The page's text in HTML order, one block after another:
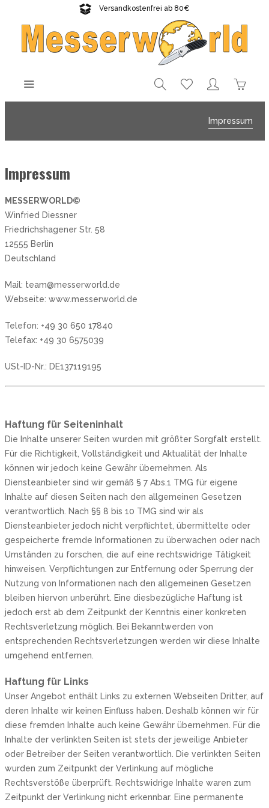
Versandkostenfrei ab 80€
Gratisversand sichern!
Impressum
Impressum
MESSERWORLD©
Winfried Diessner
Friedrichshagener Str. 58
12555 Berlin
Deutschland
Mail: team@messerworld.de
Webseite: www.messerworld.de
Telefon: +49 30 650 17840
Telefax: +49 30 6575039
USt-ID-Nr.: DE137119195
Haftung für Seiteninhalt
Die Inhalte unserer Seiten wurden mit größter Sorgfalt erstellt.
Für die Richtigkeit, Vollständigkeit und Aktualität der Inhalte
können wir jedoch keine Gewähr übernehmen. Als
Diensteanbieter sind wir gemäß § 7 Abs.1 TMG für eigene
Inhalte auf diesen Seiten nach den allgemeinen Gesetzen
verantwortlich. Nach §§ 8 bis 10 TMG sind wir als
Diensteanbieter jedoch nicht verpflichtet, übermittelte oder
gespeicherte fremde Informationen zu überwachen oder nach
Umständen zu forschen, die auf eine rechtswidrige Tätigkeit
hinweisen. Verpflichtungen zur Entfernung oder Sperrung der
Nutzung von Informationen nach den allgemeinen Gesetzen
bleiben hiervon unberührt. Eine diesbezügliche Haftung ist
jedoch erst ab dem Zeitpunkt der Kenntnis einer konkreten
Rechtsverletzung möglich. Bei Bekanntwerden von
entsprechenden Rechtsverletzungen werden wir diese Inhalte
umgehend entfernen.
Haftung für Links
Unser Angebot enthält Links zu externen Webseiten Dritter, auf
deren Inhalte wir keinen Einfluss haben. Deshalb können wir für
diese fremden Inhalte auch keine Gewähr übernehmen. Für die
Inhalte der verlinkten Seiten ist stets der jeweilige Anbieter
oder Betreiber der Seiten verantwortlich. Die verlinkten Seiten
wurden zum Zeitpunkt der Verlinkung auf mögliche
Rechtsverstöße überprüft. Rechtswidrige Inhalte waren zum
Zeitpunkt der Verlinkung nicht erkennbar. Eine permanente